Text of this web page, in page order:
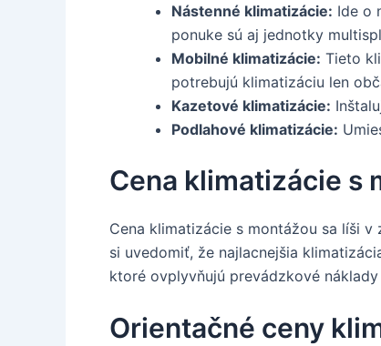
Nástenné klimatizácie: Ide o
ponuke sú aj jednotky
Mobilné klimatizácie: Tieto
potrebujú klimatizáciu len
Kazetové klimatizácie:
Podlahové klimatizácie:
Cena klimatizácie s
Cena klimatizácie s montážou sa líši
si uvedomiť, že najlacnejšia
ktoré ovplyvňujú prevádzkové
Orientačné ceny